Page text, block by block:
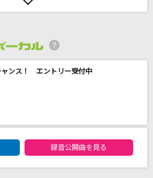
ャンス！ エントリー受付中
カルエントリーランキング
録音公開曲を見る